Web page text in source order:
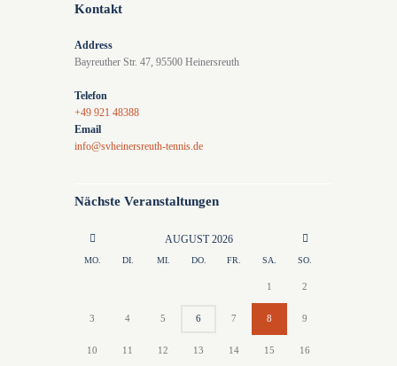
Kontakt
Address
Bayreuther Str. 47, 95500 Heinersreuth
Telefon
+49 921 48388
Email
info@svheinersreuth-tennis.de
Nächste Veranstaltungen
AUGUST2026
MO. DI. MI. DO. FR. SA. SO.
1 2
3 4 5 6 7 8 9
10 11 12 13 14 15 16